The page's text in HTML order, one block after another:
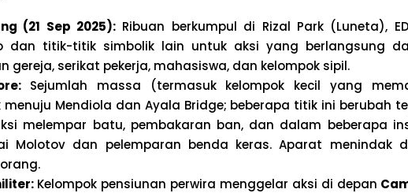
(21 Sep 2025): Ribuan berkumpul di Rizal Park (Luneta),
dan titik-titik simbolik lain untuk aksi yang berlangsung
gereja, serikat pekerja, mahasiswa, dan kelompok sipil.
Sejumlah massa (termasuk kelompok kecil yang
menuju Mendiola dan Ayala Bridge; beberapa titik ini berubah
melempar batu, pembakaran ban, dan dalam beberapa
Molotov dan pelemparan benda keras. Aparat menindak
Kelompok pensiunan perwira menggelar aksi di depan